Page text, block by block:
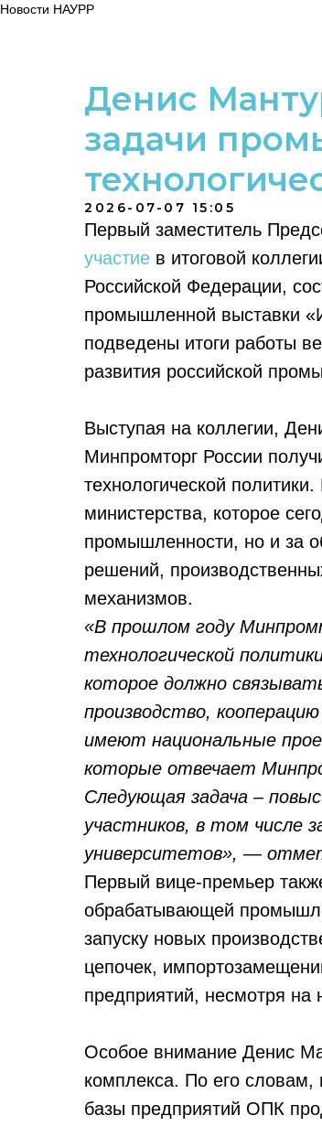
Новости НАУРР
Денис
задачи
2026-07-07 15:05
Первый заместитель
участие в итоговой
Российской Федерации,
промышленной выставки
подведены итоги работы
развития российской
Выступая на коллегии,
Минпромторг России
технологической
министерства, которое
промышленности, но и за
решений,
механизмов.
«В прошлом году
технологической
которое должно
производство,
имеют национальные
которые отвечает
Следующая задача –
участников, в том числе
университетов», —
Первый вице-премьер
обрабатывающей
запуску новых
цепочек,
предприятий, несмотря на
Особое внимание Денис
комплекса. По его словам,
базы предприятий ОПК